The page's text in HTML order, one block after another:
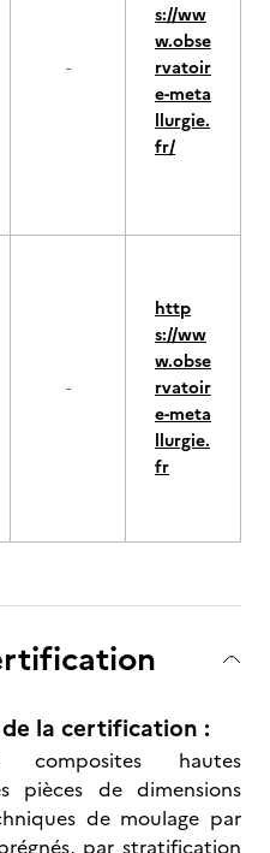
-
s://ww
w.obse
rvatoir
e-meta
llurgie.
fr/
-
http
s://ww
w.obse
rvatoir
e-meta
llurgie.
fr
la certification :
composites hautes
pièces de dimensions
de moulage par
par stratification